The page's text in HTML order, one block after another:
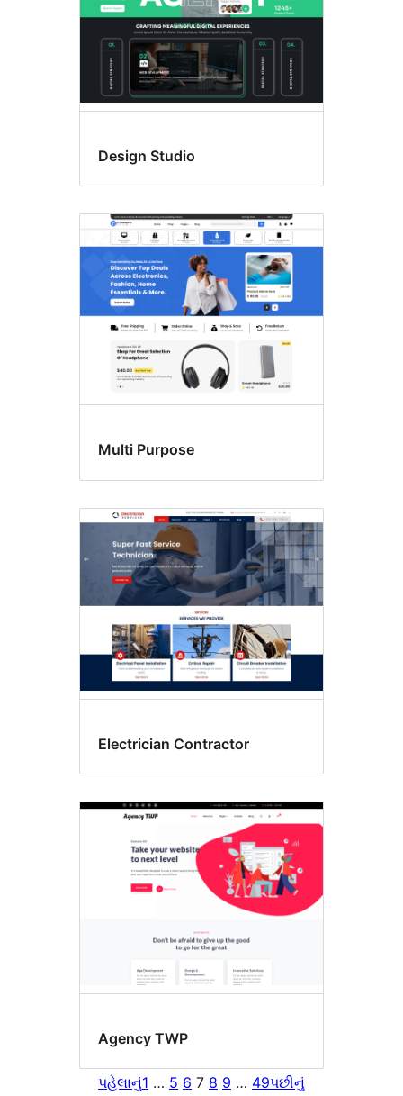
Design Studio
Multi Purpose
Electrician Contractor
Agency TWP
પહેલાનું1 … 5 6 7 8 9 … 49પછીનું